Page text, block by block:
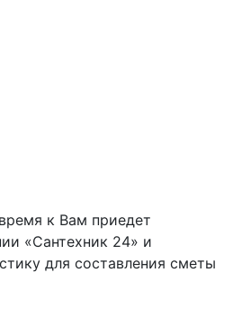
к Вам приедет
«Сантехник 24» и
для составления сметы